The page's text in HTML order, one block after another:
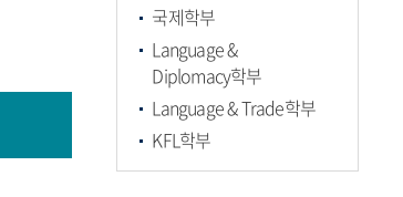
국제학부
Language &
Diplomacy학부
Language & Trade학부
KFL학부